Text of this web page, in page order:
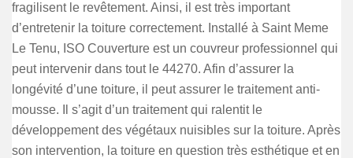
fragilisent le revêtement. Ainsi, il est très important
d’entretenir la toiture correctement. Installé à Saint Meme
Le Tenu, ISO Couverture est un couvreur professionnel qui
peut intervenir dans tout le 44270. Afin d’assurer la
longévité d’une toiture, il peut assurer le traitement anti-
mousse. Il s’agit d’un traitement qui ralentit le
développement des végétaux nuisibles sur la toiture. Après
son intervention, la toiture en question très esthétique et en